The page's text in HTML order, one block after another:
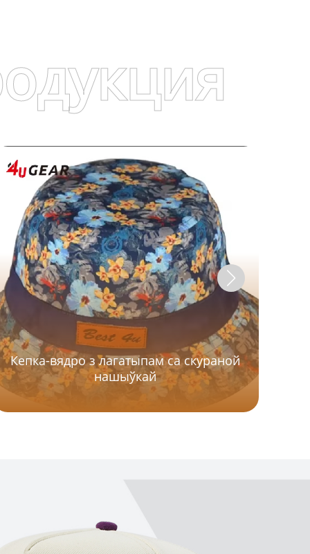
Кепка-вядро з лагатыпам са скураной
нашыўкай